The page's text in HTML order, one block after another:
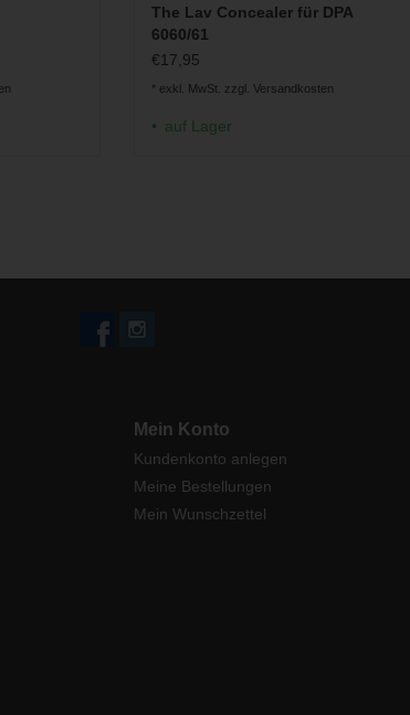
The Lav Concealer für DPA
6060/61
€17,95
* exkl. MwSt. zzgl. Versandkosten
auf Lager
Mein Konto
Kundenkonto anlegen
Meine Bestellungen
Mein Wunschzettel